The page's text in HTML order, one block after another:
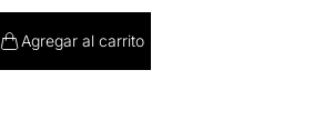
cantidad
Agregar al carrito